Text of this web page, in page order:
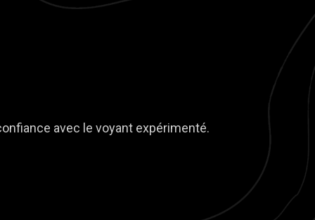
avec le voyant expérimenté.